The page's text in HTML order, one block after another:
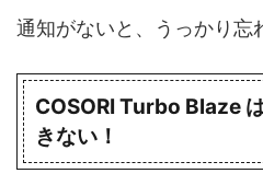
通知がないと、うっかり忘
COSORI Turbo Blaze
きない！